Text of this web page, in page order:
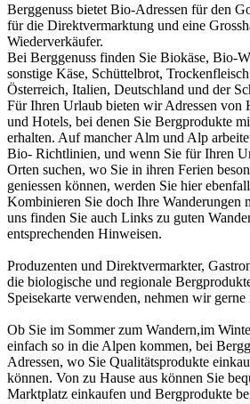
Berggenuss bietet Bio-Adressen für den
für die Direktvermarktung und eine
Wiederverkäufer.
Bei Berggenuss finden Sie Biokäse, Bio-
sonstige Käse, Schüttelbrot,
Österreich, Italien, Deutschland und der
Für Ihren Urlaub bieten wir Adressen von
und Hotels, bei denen Sie Bergprodukte
erhalten. Auf mancher Alm und Alp
Bio- Richtlinien, und wenn Sie für Ihren
Orten suchen, wo Sie in ihren Ferien
geniessen können, werden Sie hier
Kombinieren Sie doch Ihre Wanderungen
uns finden Sie auch Links zu guten
entsprechenden Hinweisen.
Produzenten und Direktvermarkter,
die biologische und regionale
Speisekarte verwenden, nehmen wir
Ob Sie im Sommer zum Wandern,im
einfach so in die Alpen kommen, bei
Adressen, wo Sie Qualitätsprodukte
können. Von zu Hause aus können Sie
Marktplatz einkaufen und Bergprodukte